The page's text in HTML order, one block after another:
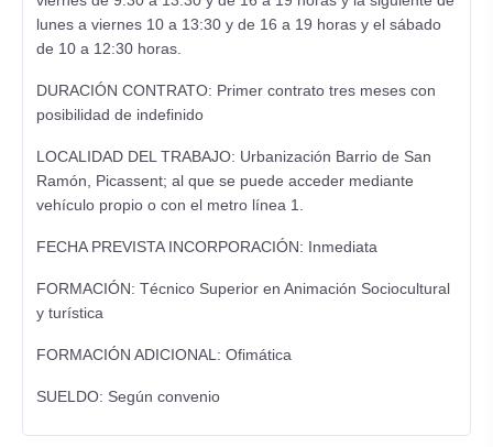
lunes a viernes 10 a 13:30 y de 16 a 19 horas y el sábado
de 10 a 12:30 horas.
DURACIÓN CONTRATO: Primer contrato tres meses con
posibilidad de indefinido
LOCALIDAD DEL TRABAJO: Urbanización Barrio de San
Ramón, Picassent; al que se puede acceder mediante
vehículo propio o con el metro línea 1.
FECHA PREVISTA INCORPORACIÓN: Inmediata
FORMACIÓN: Técnico Superior en Animación Sociocultural
y turística
FORMACIÓN ADICIONAL: Ofimática
SUELDO: Según convenio